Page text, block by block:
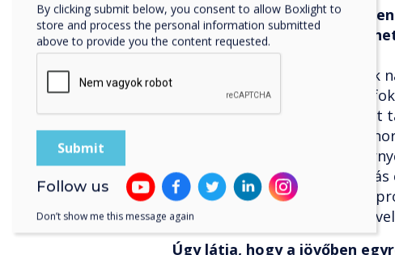
Az előadószínházak
foglalkoznak. Hogyan
nagy tanulási terekben?
Nagyon sok alkalmazást látok
előadótermekben. A tanulás
a tanulók lássák a továbbított
ma már ezeken a helyeken a
karbantartás és a nagy
fényerő miatt. Az
továbbra is hasznosítható, a
Clevertouch interaktív
Úgy látja, hogy a jövőben
By clicking submit below, you consent to allow Boxlight to
store and process the personal information submitted
above to provide you the content requested.
Follow us
Don’t show me this message again